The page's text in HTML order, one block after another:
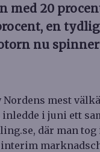
med 20
en
nu spinner
Nordens mest
i juni ett
där man